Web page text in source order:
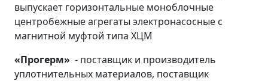
выпускает горизонтальные моноблочные
центробежные агрегаты электронасосные с
магнитной муфтой типа ХЦМ
«Прогерм» - поставщик и производитель
уплотнительных материалов, поставщик